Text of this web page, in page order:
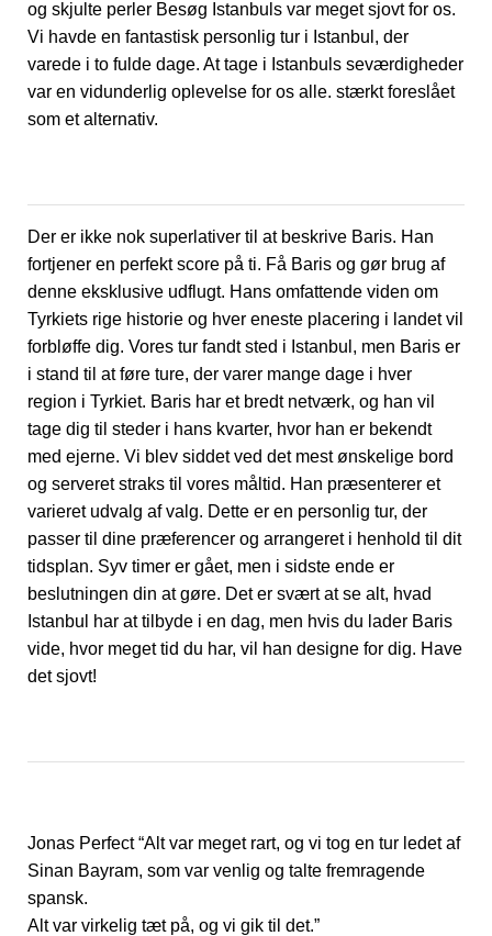
og skjulte perler Besøg Istanbuls var meget sjovt for os.
Vi havde en fantastisk personlig tur i Istanbul, der
varede i to fulde dage. At tage i Istanbuls seværdigheder
var en vidunderlig oplevelse for os alle. stærkt foreslået
som et alternativ.
Der er ikke nok superlativer til at beskrive Baris. Han
fortjener en perfekt score på ti. Få Baris og gør brug af
denne eksklusive udflugt. Hans omfattende viden om
Tyrkiets rige historie og hver eneste placering i landet vil
forbløffe dig. Vores tur fandt sted i Istanbul, men Baris er
i stand til at føre ture, der varer mange dage i hver
region i Tyrkiet. Baris har et bredt netværk, og han vil
tage dig til steder i hans kvarter, hvor han er bekendt
med ejerne. Vi blev siddet ved det mest ønskelige bord
og serveret straks til vores måltid. Han præsenterer et
varieret udvalg af valg. Dette er en personlig tur, der
passer til dine præferencer og arrangeret i henhold til dit
tidsplan. Syv timer er gået, men i sidste ende er
beslutningen din at gøre. Det er svært at se alt, hvad
Istanbul har at tilbyde i en dag, men hvis du lader Baris
vide, hvor meget tid du har, vil han designe for dig. Have
det sjovt!
Jonas Perfect “Alt var meget rart, og vi tog en tur ledet af
Sinan Bayram, som var venlig og talte fremragende
spansk.
Alt var virkelig tæt på, og vi gik til det.”